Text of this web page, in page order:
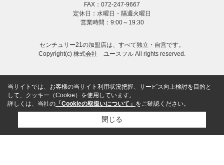
FAX：072-247-9667
定休日：水曜日・隔週火曜日
営業時間：9:00～19:30
センチュリー21の加盟店は、すべて独立・自営です。
Copyright(c) 株式会社 ユースフル All rights reserved.
当サイトでは、お客様の当サイト利用状況把握、サービス向上検討を目的と
して、クッキー（Cookie）を使用しています。
詳しくは、当社の 「Cookieの取扱いについて」 をご確認ください。
閉じる